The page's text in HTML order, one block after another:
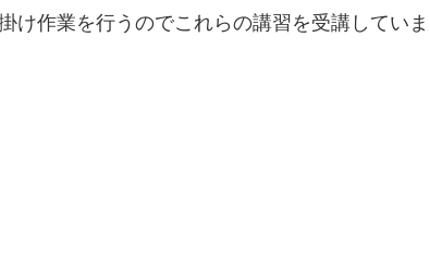
け作業を行うのでこれらの講習を受講していま